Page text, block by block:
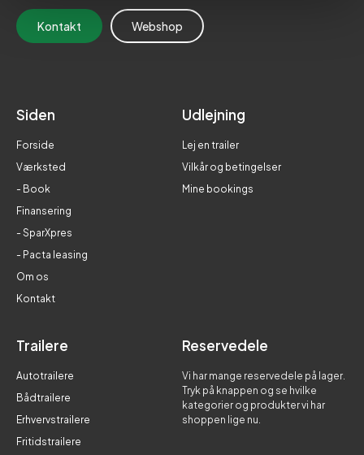
Kontakt Webshop
Siden
Forside
Værksted
- Book
Finansering
- SparXpres
- Pacta leasing
Om os
Kontakt
Udlejning
Lej en trailer
Vilkår og betingelser
Mine bookings
Trailere
Autotrailere
Bådtrailere
Erhvervstrailere
Fritidstrailere
Reservedele
Vi har mange reservedele på lager.
Tryk på knappen og se hvilke
kategorier og produkter vi har
shoppen lige nu.